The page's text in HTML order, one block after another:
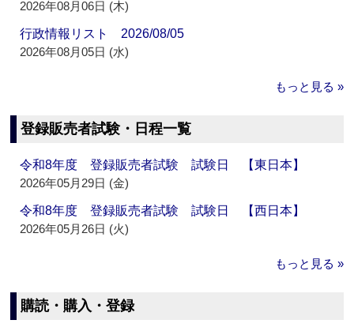
2026年08月06日 (木)
行政情報リスト 2026/08/05
2026年08月05日 (水)
もっと見る »
登録販売者試験・日程一覧
令和8年度 登録販売者試験 試験日 【東日本】
2026年05月29日 (金)
令和8年度 登録販売者試験 試験日 【西日本】
2026年05月26日 (火)
もっと見る »
購読・購入・登録